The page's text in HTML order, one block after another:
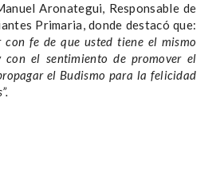
Aronategui, Responsable de
Primaria, donde destacó que:
con fe de que usted tiene el mismo
el sentimiento de promover el
ar el Budismo para la felicidad